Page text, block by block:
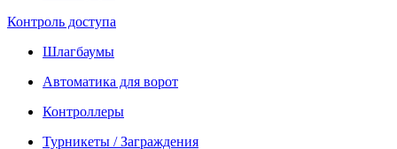
Контроль доступа
Шлагбаумы
Автоматика для ворот
Контроллеры
Турникеты / Заграждения